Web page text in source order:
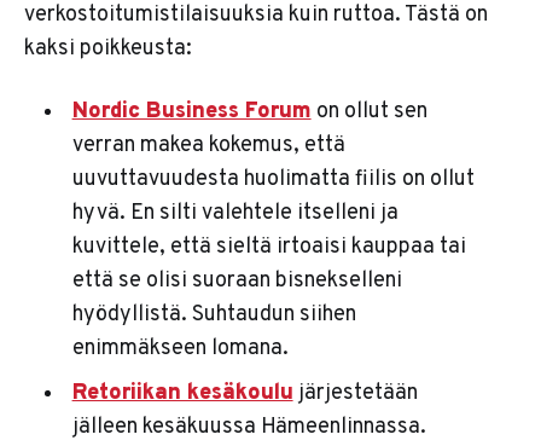
verkostoitumistilaisuuksia kuin ruttoa. Tästä on
kaksi poikkeusta:
Nordic Business Forumon ollut sen
verran makea kokemus, että
uuvuttavuudesta huolimatta fiilis on ollut
hyvä. En silti valehtele itselleni ja
kuvittele, että sieltä irtoaisi kauppaa tai
että se olisi suoraan bisnekselleni
hyödyllistä. Suhtaudun siihen
enimmäkseen lomana.
Retoriikan kesäkoulujärjestetään
jälleen kesäkuussa Hämeenlinnassa.